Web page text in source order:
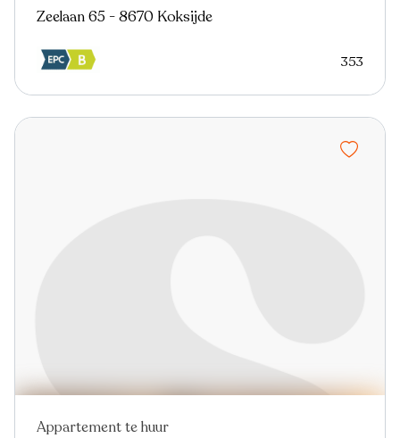
Zeelaan 65 - 8670 Koksijde
353
Appartement te huur